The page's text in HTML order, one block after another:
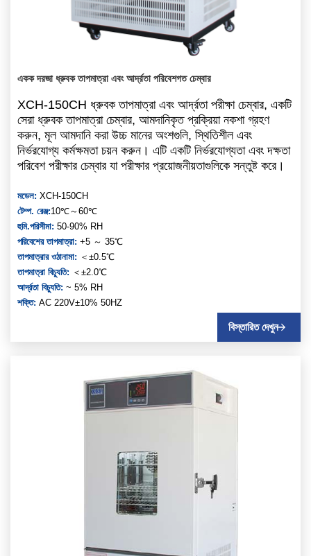
একক দরজা ধ্রুবক তাপমাত্রা এবং আর্দ্রতা পরিবেশগত চেম্বার
XCH-150CH ধ্রুবক তাপমাত্রা এবং আর্দ্রতা পরীক্ষা চেম্বার, একটি
সেরা ধ্রুবক তাপমাত্রা চেম্বার, আমদানিকৃত প্রক্রিয়া নকশা গ্রহণ
করুন, মূল আমদানি করা উচ্চ মানের অংশগুলি, স্থিতিশীল এবং
নির্ভরযোগ্য কর্মক্ষমতা চয়ন করুন। এটি একটি নির্ভরযোগ্যতা এবং দক্ষতা
পরিবেশ পরীক্ষার চেম্বার যা পরীক্ষার প্রয়োজনীয়তাগুলিকে সন্তুষ্ট করে।
মডেল: XCH-150CH
টেম্প. রেঞ্জ:10℃～60℃
হুমি.পরিসীমা: 50-90% RH
পরিবেশের তাপমাত্রা: +5 ～ 35℃
তাপমাত্রার ওঠানামা: ＜±0.5℃
তাপমাত্রা বিচ্যুতি: ＜±2.0℃
আর্দ্রতা বিচ্যুতি: ~ 5% RH
শক্তি: AC 220V±10% 50HZ
বিস্তারিত দেখুন